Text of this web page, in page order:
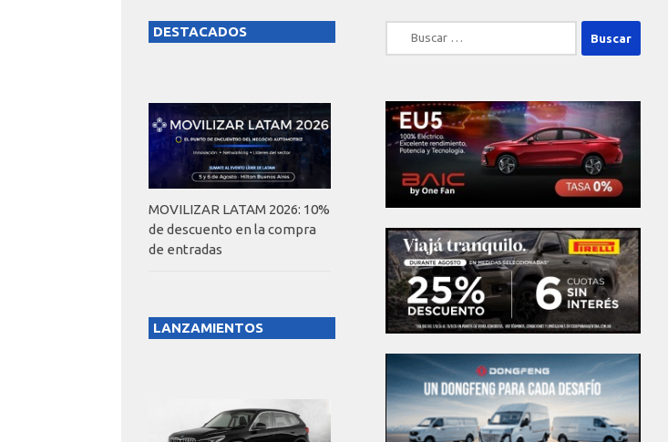
Buscar:
DESTACADOS
MOVILIZAR LATAM 2026: 10%
de descuento en la compra
de entradas
LANZAMIENTOS